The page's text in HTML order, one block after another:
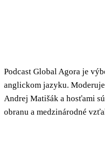
Podcast Global Agora je
anglickom jazyku.
Andrej Matišák a hosťami
obranu a medzinárodné